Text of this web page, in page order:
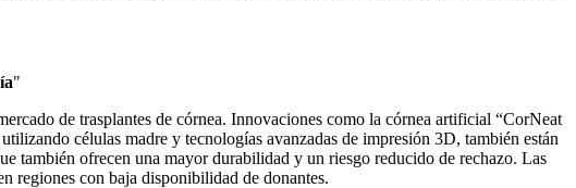
"
de trasplantes de córnea. Innovaciones como la córnea artificial “CorNeat
células madre y tecnologías avanzadas de impresión 3D, también están
también ofrecen una mayor durabilidad y un riesgo reducido de rechazo. Las
regiones con baja disponibilidad de donantes.